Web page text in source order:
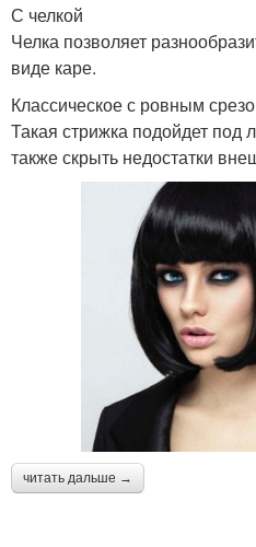
С челкой
Челка позволяет
виде каре.
Классическое с ровным
Такая стрижка подойдет под
также скрыть недостатки
читать дальше →